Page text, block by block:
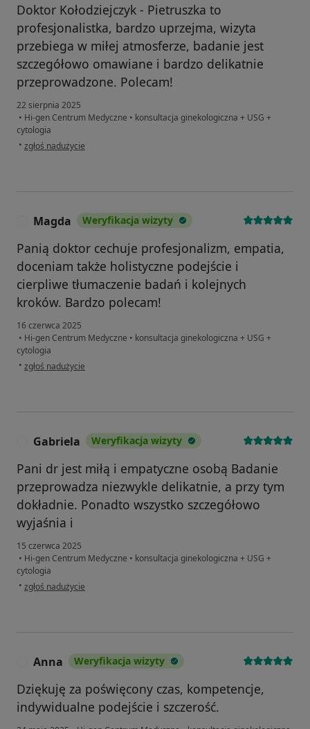
Doktor Kołodziejczyk - Pietruszka to
profesjonalistka, bardzo uprzejma, wizyta
przebiega w miłej atmosferze, badanie jest
szczegółowo omawiane i bardzo delikatnie
przeprowadzone. Polecam!
22 sierpnia 2025
• Hi-gen Centrum Medyczne • konsultacja ginekologiczna + USG +
cytologia
• w opinii użytkownika Ewa
zgłoś nadużycie
Magda Weryfikacja wizyty
Panią doktor cechuje profesjonalizm, empatia,
doceniam także holistyczne podejście i
cierpliwe tłumaczenie badań i kolejnych
kroków. Bardzo polecam!
16 czerwca 2025
• Hi-gen Centrum Medyczne • konsultacja ginekologiczna + USG +
cytologia
• w opinii użytkownika Magda
zgłoś nadużycie
Gabriela Weryfikacja wizyty
Pani dr jest miłą i empatyczne osobą Badanie
przeprowadza niezwykle delikatnie, a przy tym
dokładnie. Ponadto wszystko szczegółowo
wyjaśnia i
15 czerwca 2025
• Hi-gen Centrum Medyczne • konsultacja ginekologiczna + USG +
cytologia
• w opinii użytkownika Gabriela
zgłoś nadużycie
Anna Weryfikacja wizyty
Dziękuję za poświęcony czas, kompetencje,
indywidualne podejście i szczerość.